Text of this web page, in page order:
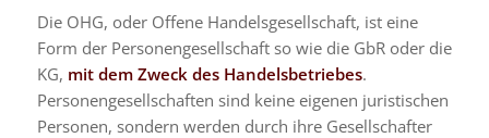
Die OHG, oder Offene Handelsgesellschaft, ist eine
Form der Personengesellschaft so wie die GbR oder die
KG, mit dem Zweck des Handelsbetriebes.
Personengesellschaften sind keine eigenen juristischen
Personen, sondern werden durch ihre Gesellschafter